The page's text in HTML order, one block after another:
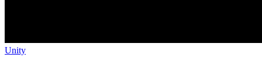
Unity